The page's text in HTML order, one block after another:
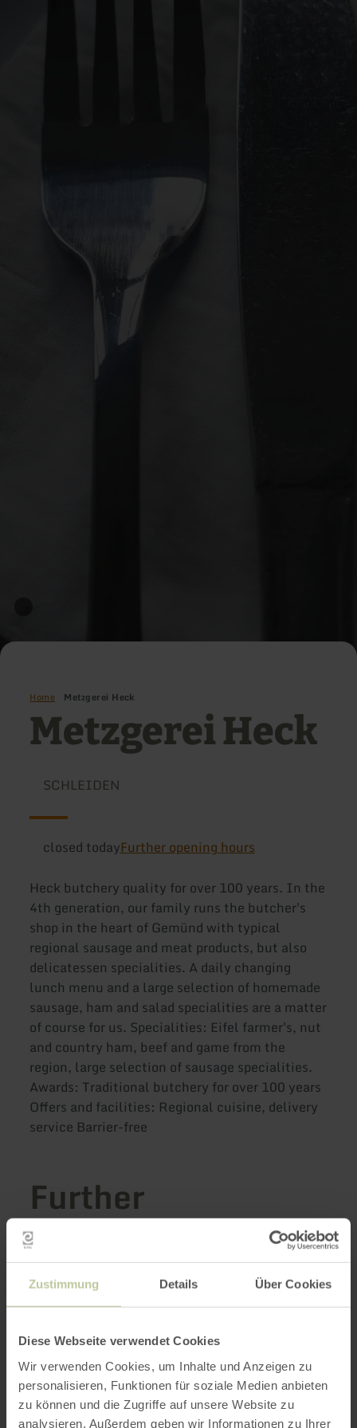
Zustimmung Details Über Cookies
Diese Webseite verwendet Cookies
Wir verwenden Cookies, um Inhalte und Anzeigen zu
personalisieren, Funktionen für soziale Medien anbieten
zu können und die Zugriffe auf unsere Website zu
analysieren. Außerdem geben wir Informationen zu Ihrer
Home Metzgerei Heck
Metzgerei Heck
SCHLEIDEN
closed todayFurther opening hours
Heck butchery quality for over 100 years. In the
4th generation, our family runs the butcher's
shop in the heart of Gemünd with typical
regional sausage and meat products, but also
delicatessen specialities. A daily changing
lunch menu and a large selection of homemade
sausage, ham and salad specialities are a matter
of course for us. Specialities: Eifel farmer's, nut
and country ham, beef and game from the
region, large selection of sausage specialities.
Awards: Traditional butchery for over 100 years
Offers and facilities: Regional cuisine, delivery
service Barrier-free
Further
information
Features / Special features
Categories